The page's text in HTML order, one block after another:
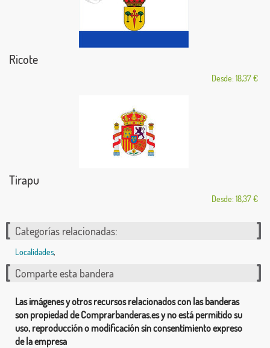
Ricote
Desde: 18,37 €
Tirapu
Desde: 18,37 €
Categorías relacionadas:
Localidades,
Comparte esta bandera
Las imágenes y otros recursos relacionados con las banderas
son propiedad de Comprarbanderas.es y no está permitido su
uso, reproducción o modificación sin consentimiento expreso
de la empresa